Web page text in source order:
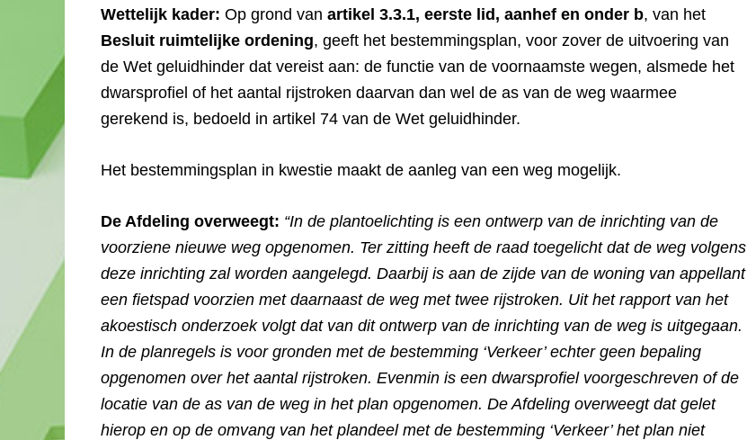
Wettelijk kader: Op grond van artikel 3.3.1, eerste lid, aanhef en onder b, van het
Besluit ruimtelijke ordening, geeft het bestemmingsplan, voor zover de uitvoering van
de Wet geluidhinder dat vereist aan: de functie van de voornaamste wegen, alsmede het
dwarsprofiel of het aantal rijstroken daarvan dan wel de as van de weg waarmee
gerekend is, bedoeld in artikel 74 van de Wet geluidhinder.
Het bestemmingsplan in kwestie maakt de aanleg van een weg mogelijk.
De Afdeling overweegt: “In de plantoelichting is een ontwerp van de inrichting van de
voorziene nieuwe weg opgenomen. Ter zitting heeft de raad toegelicht dat de weg volgens
deze inrichting zal worden aangelegd. Daarbij is aan de zijde van de woning van appellant
een fietspad voorzien met daarnaast de weg met twee rijstroken. Uit het rapport van het
akoestisch onderzoek volgt dat van dit ontwerp van de inrichting van de weg is uitgegaan.
In de planregels is voor gronden met de bestemming ‘Verkeer’ echter geen bepaling
opgenomen over het aantal rijstroken. Evenmin is een dwarsprofiel voorgeschreven of de
locatie van de as van de weg in het plan opgenomen. De Afdeling overweegt dat gelet
hierop en op de omvang van het plandeel met de bestemming ‘Verkeer’ het plan niet